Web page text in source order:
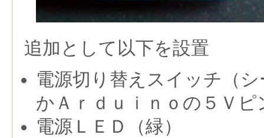
追加として以下を設置
電源切り替えスイッチ（
かＡｒｄｕｉｎｏの５Ｖ
電源ＬＥＤ（緑）